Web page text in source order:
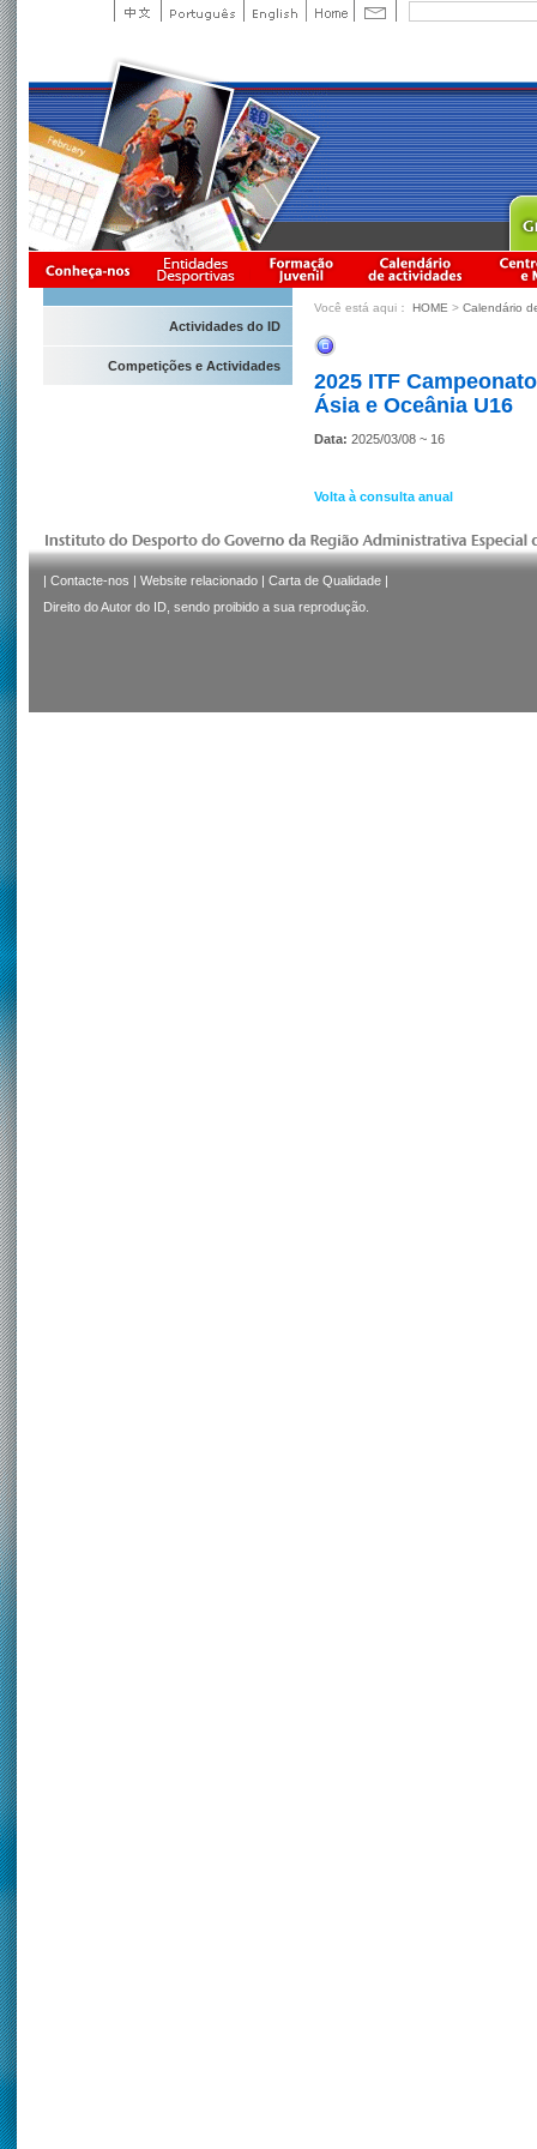
Actividades do ID
Competições e Actividades
Você está aqui： HOME > Calendário
2025 ITF
Ásia e Oceânia U16
Data: 2025/03/08 ~ 16
Volta à consulta anual
| Contacte-nos | Website relacionado | Carta de Qualidade |
Direito do Autor do ID, sendo proibido a sua reprodução.